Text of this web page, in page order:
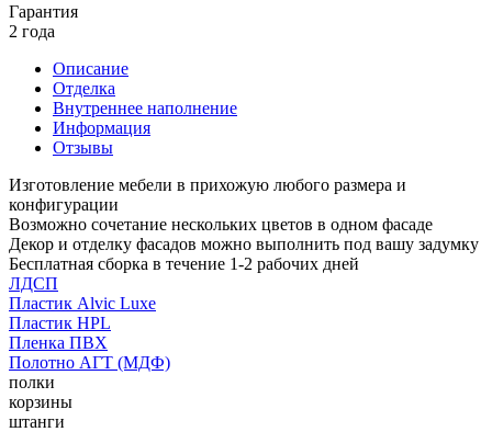
Гарантия
2 года
Описание
Отделка
Внутреннее наполнение
Информация
Отзывы
Изготовление мебели в прихожую любого размера и
конфигурации
Возможно сочетание нескольких цветов в одном фасаде
Декор и отделку фасадов можно выполнить под вашу задумку
Бесплатная сборка в течение 1-2 рабочих дней
ЛДСП
Пластик Alvic Luxe
Пластик HPL
Пленка ПВХ
Полотно АГТ (МДФ)
полки
корзины
штанги